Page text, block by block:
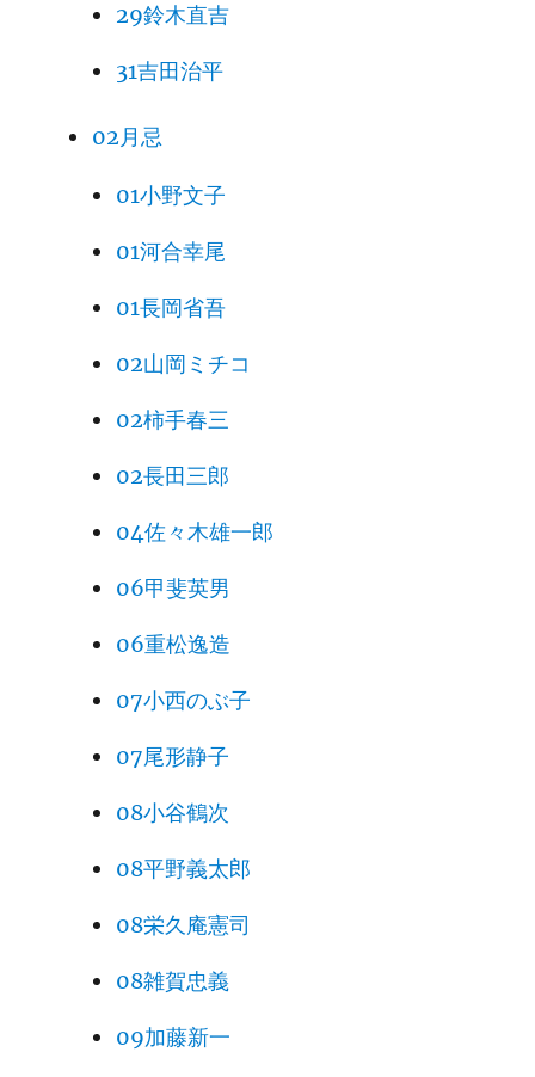
29鈴木直吉
31吉田治平
02月忌
01小野文子
01河合幸尾
01長岡省吾
02山岡ミチコ
02柿手春三
02長田三郎
04佐々木雄一郎
06甲斐英男
06重松逸造
07小西のぶ子
07尾形静子
08小谷鶴次
08平野義太郎
08栄久庵憲司
08雑賀忠義
09加藤新一